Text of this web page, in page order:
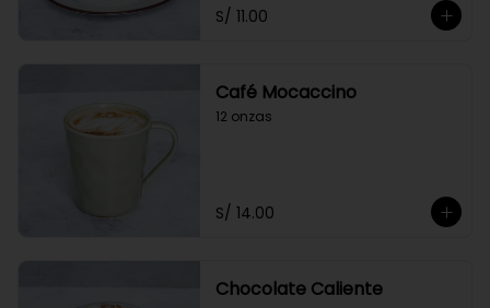
S/ 11.00
Café Mocaccino
12 onzas
S/ 14.00
Chocolate Caliente